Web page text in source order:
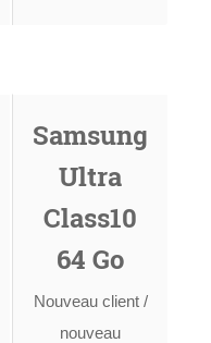
Samsung
Ultra
Class10
64 Go
Nouveau client /
nouveau